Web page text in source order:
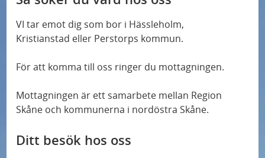
k
ä
n
k
L
ä
k
VI tar emot dig som bor i Hässleholm,
Kristianstad eller Perstorps kommun.
För att komma till oss ringer du mottagningen.
Mottagningen är ett samarbete mellan Region
Skåne och kommunerna i nordöstra Skåne.
Ditt besök hos oss